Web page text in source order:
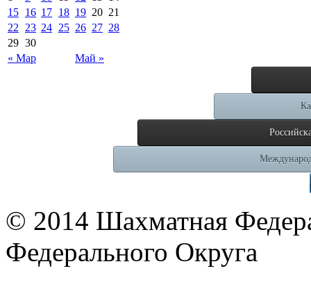
« Мар Май »
15 16 17 18 19 20 21
22
23 24 25 26 27 28
29 30
© 2014 Шахматная
Федерального Округа